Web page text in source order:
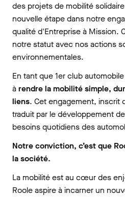
des projets de mobilité
nouvelle étape dans notre
qualité d'Entreprise à Mission.
notre statut avec nos actions
environnementales.
En tant que 1er club
àrendre la mobilité simple,
liens. Cet engagement, inscrit
traduit par le développement
besoins quotidiens des
Notre conviction, c’est que
la société.
La mobilité est au cœur des
Roole aspire à incarner un